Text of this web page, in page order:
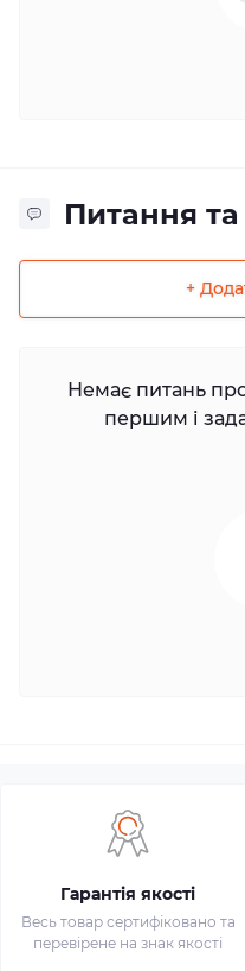
Питання та
+
Немає питань
першим і
Гарантія якості
Весь товар сертифіковано та
перевірене на знак якості